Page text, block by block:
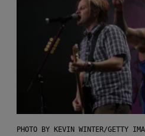
PHOTO BY KEVIN WINTER/GETTY